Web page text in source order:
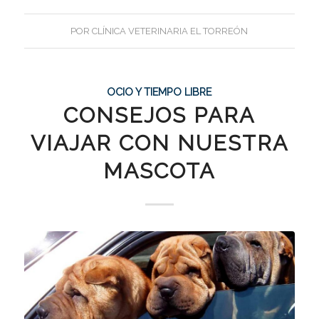
PORCLÍNICA VETERINARIA EL TORREÓN
OCIO Y TIEMPO LIBRE
CONSEJOS PARA
VIAJAR CON NUESTRA
MASCOTA